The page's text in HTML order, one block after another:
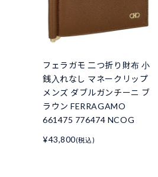
フェラガモ 二つ折り財布 小
銭入れなし マネークリップ
メンズ ダブルガンチーニ ブ
ラウン FERRAGAMO
661475 776474 NCOG
¥43,800(税込)